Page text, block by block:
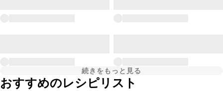
続きをもっと見る
おすすめのレシピリスト